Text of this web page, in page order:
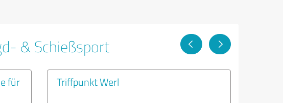
& Schießsport
für
Triffpunkt Werl